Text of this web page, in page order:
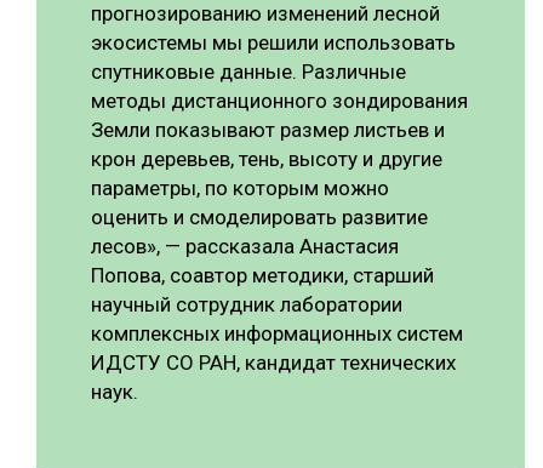
прогнозированию изменений лесной
экосистемы мы решили использовать
спутниковые данные. Различные
методы дистанционного зондирования
Земли показывают размер листьев и
крон деревьев, тень, высоту и другие
параметры, по которым можно
оценить и смоделировать развитие
лесов», — рассказала Анастасия
Попова, соавтор методики, старший
научный сотрудник лаборатории
комплексных информационных систем
ИДСТУ СО РАН, кандидат технических
наук.